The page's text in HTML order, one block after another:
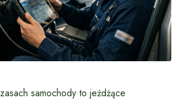
samochody to jeżdżące